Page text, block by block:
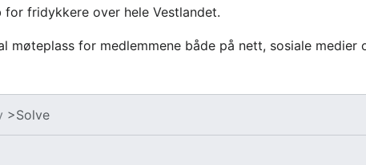
fridykkere over hele Vestlandet.
møteplass for medlemmene både på nett, sosiale medier
>Solve